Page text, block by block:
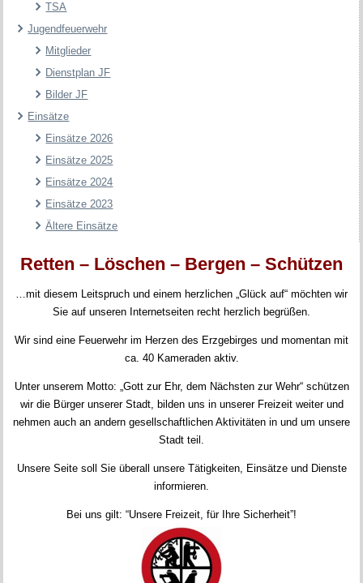
TSA
Jugendfeuerwehr
Mitglieder
Dienstplan JF
Bilder JF
Einsätze
Einsätze 2026
Einsätze 2025
Einsätze 2024
Einsätze 2023
Ältere Einsätze
Retten – Löschen – Bergen – Schützen
…mit diesem Leitspruch und einem herzlichen „Glück auf“ möchten wir
Sie auf unseren Internetseiten recht herzlich begrüßen.
Wir sind eine Feuerwehr im Herzen des Erzgebirges und momentan mit
ca. 40 Kameraden aktiv.
Unter unserem Motto: „Gott zur Ehr, dem Nächsten zur Wehr“ schützen
wir die Bürger unserer Stadt, bilden uns in unserer Freizeit weiter und
nehmen auch an andern gesellschaftlichen Aktivitäten in und um unsere
Stadt teil.
Unsere Seite soll Sie überall unsere Tätigkeiten, Einsätze und Dienste
informieren.
Bei uns gilt: “Unsere Freizeit, für Ihre Sicherheit”!